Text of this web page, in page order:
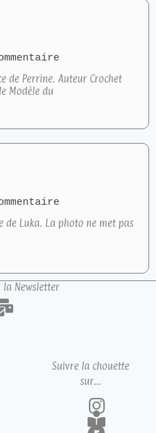
de Perrine. Auteur Crochet
Modèle du
de Luka. La photo ne met pas
Newsletter
Suivre la chouette
sur…